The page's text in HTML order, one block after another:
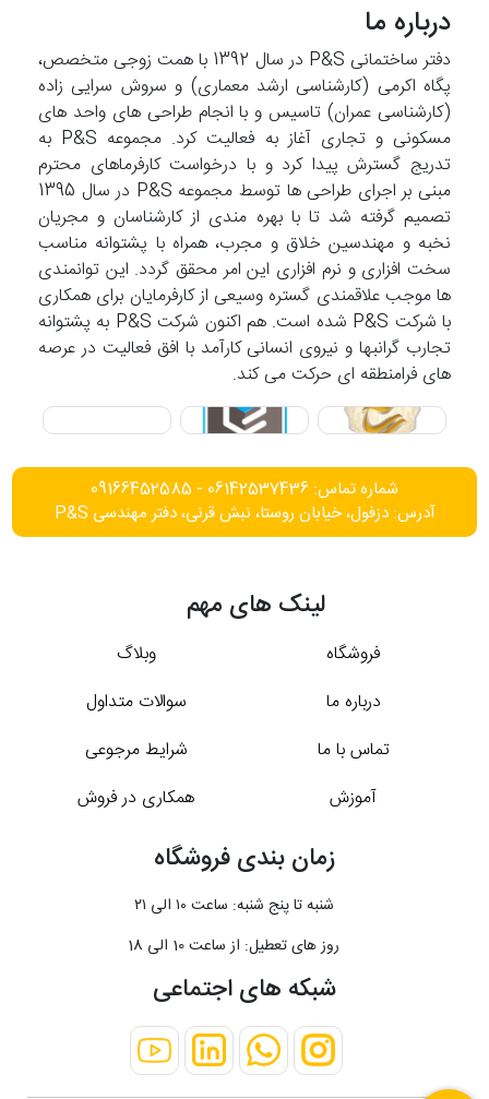
درباره ما
دفتر ساختمانی P&S در سال 1392 با همت زوجی متخصص،
پگاه اکرمی (کارشناسی ارشد معماری) و سروش سرایی زاده
(کارشناسی عمران) تاسیس و با انجام طراحی های واحد های
مسکونی و تجاری آغاز به فعالیت کرد. مجموعه P&S به
تدریج گسترش پیدا کرد و با درخواست کارفرماهای محترم
مبنی بر اجرای طراحی ها توسط مجموعه P&S در سال 1395
تصمیم گرفته شد تا با بهره مندی از کارشناسان و مجریان
نخبه و مهندسین خلاق و مجرب، همراه با پشتوانه مناسب
سخت افزاری و نرم افزاری این امر محقق گردد. این توانمندی
ها موجب علاقمندی گستره وسیعی از کارفرمایان برای همکاری
با شرکت P&S شده است. هم اکنون شرکت P&S به پشتوانه
تجارب گرانبها و نیروی انسانی کارآمد با افق فعالیت در عرصه
های فرامنطقه ای حرکت می کند.
شماره تماس: 06142537436 - 09166452585
آدرس: دزفول، خیابان روستا، نبش قرنی، دفتر مهندسی P&S
لینک های مهم
فروشگاه
وبلاگ
درباره ما
سوالات متداول
تماس با ما
شرایط مرجوعی
آموزش
همکاری در فروش
زمان بندی فروشگاه
شنبه تا پنج شنبه: ساعت ۱۰ الی ۲۱
روز های تعطیل: از ساعت 10 الی 18
شبکه های اجتماعی